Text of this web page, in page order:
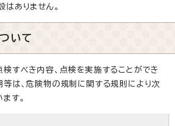
ありません。
いて
すべき内容、点検を実施することができ
等は、危険物の規制に関する規則により次
す。